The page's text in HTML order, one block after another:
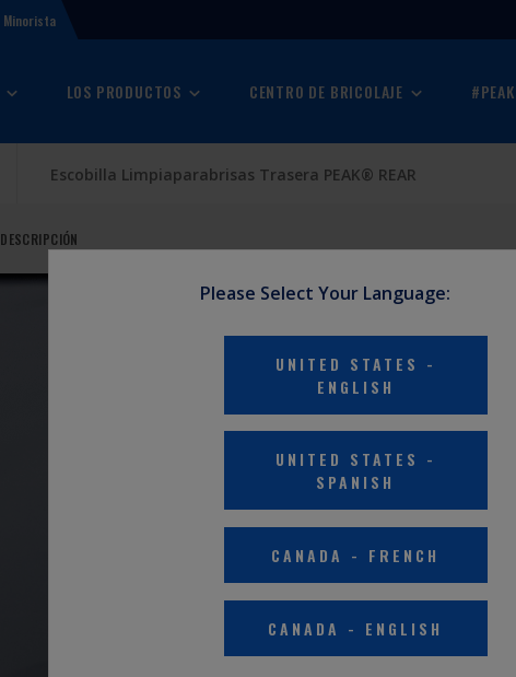
Please Select Your Language:
UNITED STATES -
ENGLISH
UNITED STATES -
SPANISH
CANADA - FRENCH
CANADA - ENGLISH
Minorista
LOS PRODUCTOS CENTRO DE BRICOLAJE
Escobilla Limpiaparabrisas Trasera PEAK® REAR
DESCRIPCIÓN